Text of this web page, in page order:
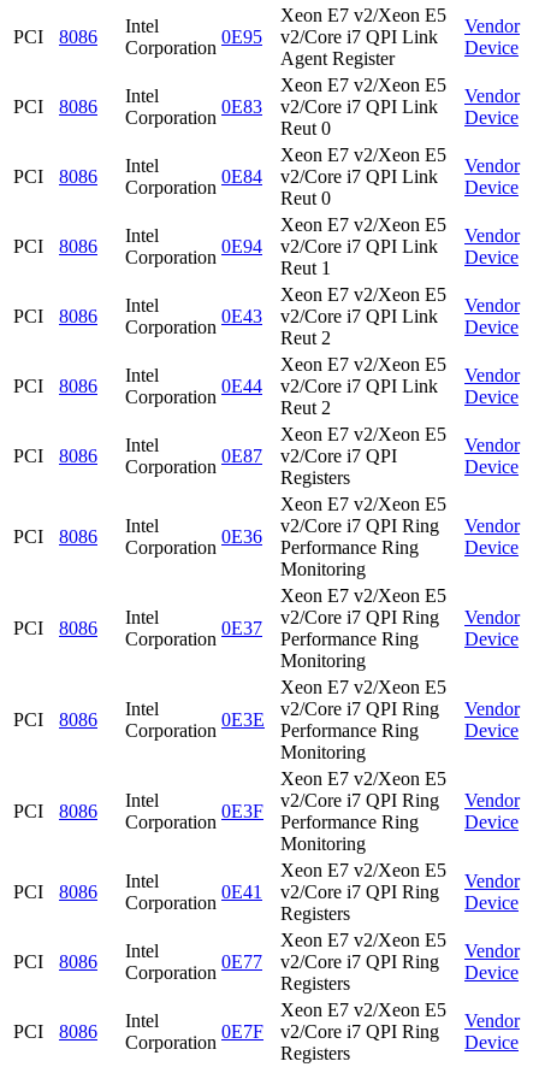
PCI 8086
Intel
Corporation
0E95
Xeon E7 v2/Xeon E5
v2/Core i7 QPI Link
Agent Register
Vendor
Device
PCI 8086
Intel
Corporation
0E83
Xeon E7 v2/Xeon E5
v2/Core i7 QPI Link
Reut 0
Vendor
Device
PCI 8086
Intel
Corporation
0E84
Xeon E7 v2/Xeon E5
v2/Core i7 QPI Link
Reut 0
Vendor
Device
PCI 8086
Intel
Corporation
0E94
Xeon E7 v2/Xeon E5
v2/Core i7 QPI Link
Reut 1
Vendor
Device
PCI 8086
Intel
Corporation
0E43
Xeon E7 v2/Xeon E5
v2/Core i7 QPI Link
Reut 2
Vendor
Device
PCI 8086
Intel
Corporation
0E44
Xeon E7 v2/Xeon E5
v2/Core i7 QPI Link
Reut 2
Vendor
Device
PCI 8086
Intel
Corporation
0E87
Xeon E7 v2/Xeon E5
v2/Core i7 QPI
Registers
Vendor
Device
PCI 8086
Intel
Corporation
0E36
Xeon E7 v2/Xeon E5
v2/Core i7 QPI Ring
Performance Ring
Monitoring
Vendor
Device
PCI 8086
Intel
Corporation
0E37
Xeon E7 v2/Xeon E5
v2/Core i7 QPI Ring
Performance Ring
Monitoring
Vendor
Device
PCI 8086
Intel
Corporation
0E3E
Xeon E7 v2/Xeon E5
v2/Core i7 QPI Ring
Performance Ring
Monitoring
Vendor
Device
PCI 8086
Intel
Corporation
0E3F
Xeon E7 v2/Xeon E5
v2/Core i7 QPI Ring
Performance Ring
Monitoring
Vendor
Device
PCI 8086
Intel
Corporation
0E41
Xeon E7 v2/Xeon E5
v2/Core i7 QPI Ring
Registers
Vendor
Device
PCI 8086
Intel
Corporation
0E77
Xeon E7 v2/Xeon E5
v2/Core i7 QPI Ring
Registers
Vendor
Device
PCI 8086
Intel
Corporation
0E7F
Xeon E7 v2/Xeon E5
v2/Core i7 QPI Ring
Registers
Vendor
Device